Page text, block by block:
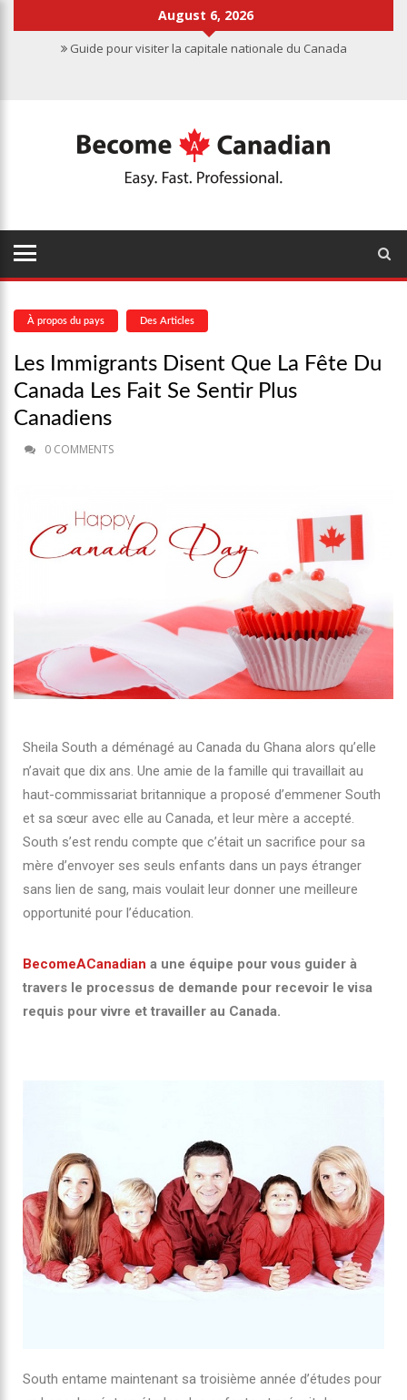
August 6, 2026
Guide pour visiter la capitale nationale du Canada
Décennies
Il faut des travailleurs pour remplacer les millions de Canadiens
qui partent à la retraite
L’intelligence artificielle parmi les carrières en plein essor au
À propos du pays Des Articles
Les Immigrants Disent Que La Fête Du
Canada Les Fait Se Sentir Plus
Canadiens
0 COMMENTS
Sheila South a déménagé au Canada du Ghana alors qu’elle
n’avait que dix ans. Une amie de la famille qui travaillait au
haut-commissariat britannique a proposé d’emmener South
et sa sœur avec elle au Canada, et leur mère a accepté.
South s’est rendu compte que c’était un sacrifice pour sa
mère d’envoyer ses seuls enfants dans un pays étranger
sans lien de sang, mais voulait leur donner une meilleure
opportunité pour l’éducation.
BecomeACanadian a une équipe pour vous guider à
travers le processus de demande pour recevoir le visa
requis pour vivre et travailler au Canada.
South entame maintenant sa troisième année d’études pour